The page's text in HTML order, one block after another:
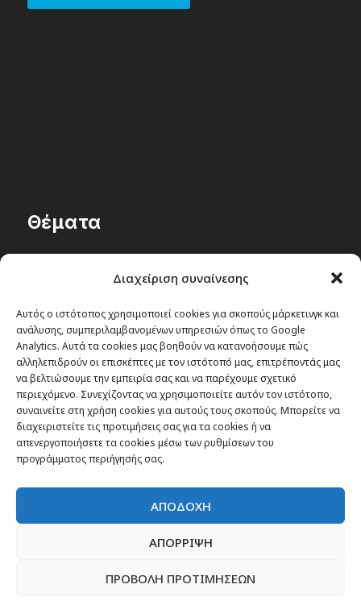
Διαχείριση συναίνεσης
Αυτός ο ιστότοπος χρησιμοποιεί cookies για σκοπούς μάρκετινγκ και
ανάλυσης, συμπεριλαμβανομένων υπηρεσιών όπως το Google
Analytics. Αυτά τα cookies μας βοηθούν να κατανοήσουμε πώς
αλληλεπιδρούν οι επισκέπτες με τον ιστότοπό μας, επιτρέποντάς μας
να βελτιώσουμε την εμπειρία σας και να παρέχουμε σχετικό
περιεχόμενο. Συνεχίζοντας να χρησιμοποιείτε αυτόν τον ιστότοπο,
συναινείτε στη χρήση cookies για αυτούς τους σκοπούς. Μπορείτε να
διαχειριστείτε τις προτιμήσεις σας για τα cookies ή να
απενεργοποιήσετε τα cookies μέσω των ρυθμίσεων του
προγράμματος περιήγησής σας.
ΑΠΟΔΟΧΗ
ΑΠΟΡΡΙΨΗ
ΠΡΟΒΟΛΗ ΠΡΟΤΙΜΗΣΕΩΝ
Θέματα
Passenger στον κόσμο
TRAVEL NEWS
Οργάνωσε το ταξίδι σου
CITY and CULTURE
Newsletter